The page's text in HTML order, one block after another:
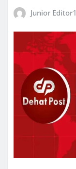
Junior Editor1